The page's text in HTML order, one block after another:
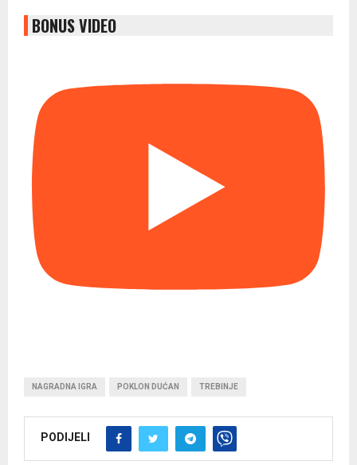
BONUS VIDEO
NAGRADNA IGRA POKLON DUĆAN TREBINJE
PODIJELI